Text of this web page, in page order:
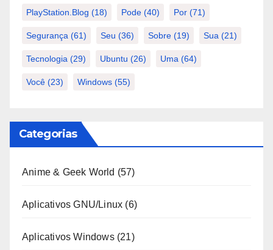
PlayStation.Blog (18) Pode (40) Por (71)
Segurança (61) Seu (36) Sobre (19) Sua (21)
Tecnologia (29) Ubuntu (26) Uma (64)
Você (23) Windows (55)
Categorias
Anime & Geek World (57)
Aplicativos GNU/Linux (6)
Aplicativos Windows(21)